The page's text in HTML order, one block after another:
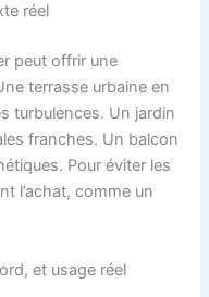
réel
peut offrir une
terrasse urbaine en
turbulences. Un jardin
franches. Un balcon
Pour éviter les
l’achat, comme un
et usage réel